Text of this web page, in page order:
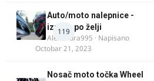
119
Auto/moto nalepnice -
izrada po želji
Alexandra995 · Napisano
Octobar 21, 2023
Nosač moto točka Wheel